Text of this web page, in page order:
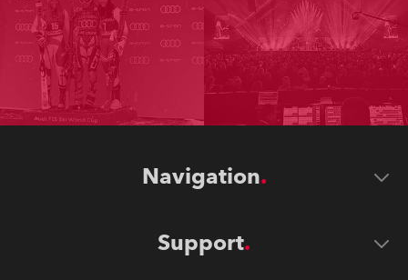
Navigation
Support